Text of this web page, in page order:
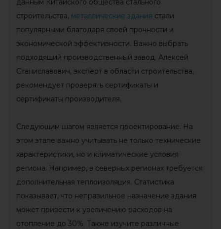
данным Китайского общества стального
строительства, металлические здания стали
популярными благодаря своей прочности и
экономической эффективности. Важно выбрать
подходящий производственный завод. Алексей
Станиславович, эксперт в области строительства,
рекомендует проверять сертификаты и
сертификаты производителя.
Следующим шагом является проектирование. На
этом этапе важно учитывать не только технические
характеристики, но и климатические условия
региона. Например, в северных регионах требуется
дополнительная теплоизоляция. Статистика
показывает, что неправильное назначение здания
может привести к увеличению расходов на
отопление до 30%. Также изучите различные